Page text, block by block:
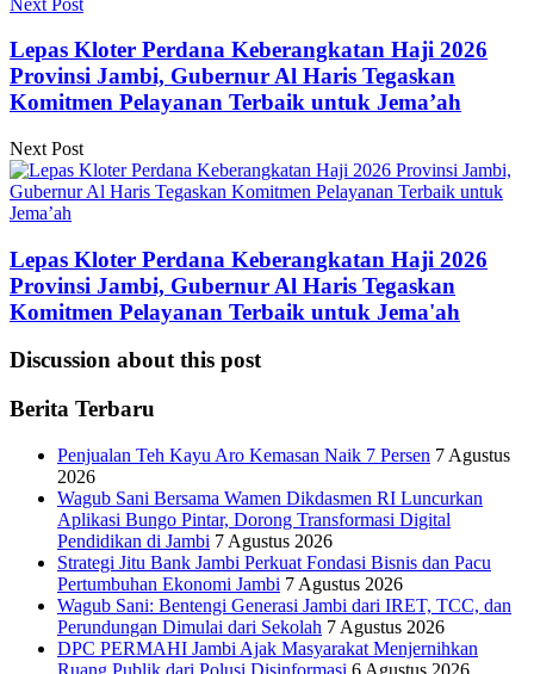
Lepas Kloter Perdana Keberangkatan Haji 2026
Provinsi Jambi, Gubernur Al Haris Tegaskan
Komitmen Pelayanan Terbaik untuk Jema’ah
Next Post
Lepas Kloter Perdana Keberangkatan Haji 2026
Provinsi Jambi, Gubernur Al Haris Tegaskan
Komitmen Pelayanan Terbaik untuk Jema'ah
Discussion about this post
Berita Terbaru
Penjualan Teh Kayu Aro Kemasan Naik 7 Persen 7 Agustus
2026
Wagub Sani Bersama Wamen Dikdasmen RI Luncurkan
Aplikasi Bungo Pintar, Dorong Transformasi Digital
Pendidikan di Jambi 7 Agustus 2026
Strategi Jitu Bank Jambi Perkuat Fondasi Bisnis dan Pacu
Pertumbuhan Ekonomi Jambi 7 Agustus 2026
Wagub Sani: Bentengi Generasi Jambi dari IRET, TCC, dan
Perundungan Dimulai dari Sekolah 7 Agustus 2026
DPC PERMAHI Jambi Ajak Masyarakat Menjernihkan
Ruang Publik dari Polusi Disinformasi 6 Agustus 2026